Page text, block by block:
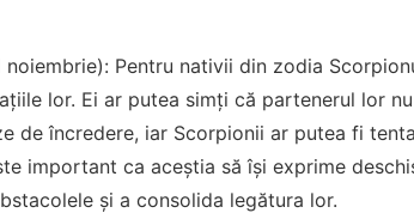
Pentru nativii din zodia
lor. Ei ar putea simți că partenerul lor
de încredere, iar Scorpionii ar putea fi
important ca aceștia să își exprime
și a consolida legătura lor.